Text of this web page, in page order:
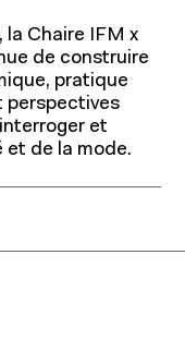
la Chaire IFM x
de construire
pratique
perspectives
et
et de la mode.